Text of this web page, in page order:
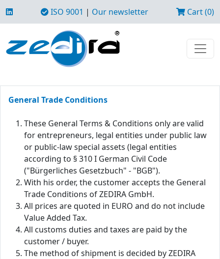
ISO 9001 | Our newsletter Cart (0)
General Trade Conditions
These General Terms & Conditions only are valid
for entrepreneurs, legal entities under public law
or public-law special assets (legal entities
according to § 310 I German Civil Code
("Bürgerliches Gesetzbuch" - "BGB").
With his order, the customer accepts the General
Trade Conditions of ZEDIRA GmbH.
All prices are quoted in EURO and do not include
Value Added Tax.
All customs duties and taxes are paid by the
customer / buyer.
The method of shipment is decided by ZEDIRA